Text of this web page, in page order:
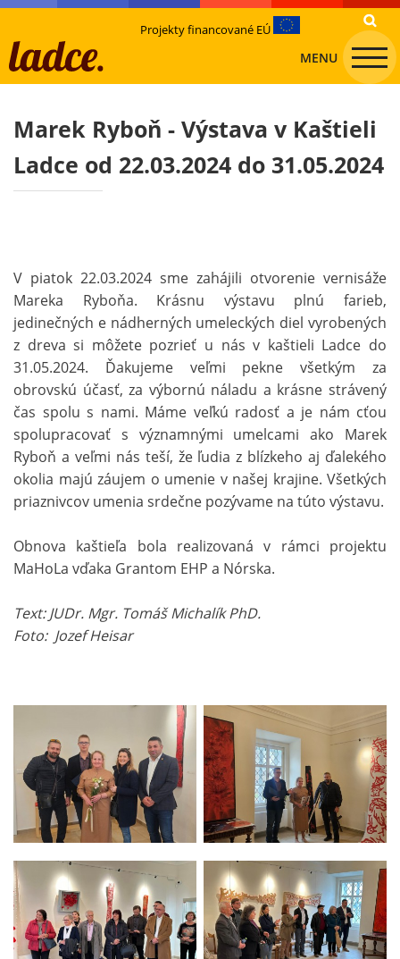
Projekty financované EÚ
MENU
Marek Ryboň - Výstava v Kaštieli
Ladce od 22.03.2024 do 31.05.2024
V piatok 22.03.2024 sme zahájili otvorenie vernisáže
Mareka Ryboňa. Krásnu výstavu plnú farieb,
jedinečných e nádherných umeleckých diel vyrobených
z dreva si môžete pozrieť u nás v kaštieli Ladce do
31.05.2024. Ďakujeme veľmi pekne všetkým za
obrovskú účasť, za výbornú náladu a krásne strávený
čas spolu s nami. Máme veľkú radosť a je nám cťou
spolupracovať s významnými umelcami ako Marek
Ryboň a veľmi nás teší, že ľudia z blízkeho aj ďalekého
okolia majú záujem o umenie v našej krajine. Všetkých
priaznivcov umenia srdečne pozývame na túto výstavu.
Obnova kaštieľa bola realizovaná v rámci projektu
MaHoLa vďaka Grantom EHP a Nórska.
Text: JUDr. Mgr. Tomáš Michalík PhD.
Foto: Jozef Heisar